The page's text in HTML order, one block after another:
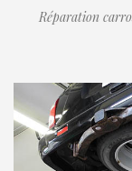
Réparation